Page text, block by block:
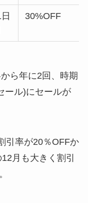
30%OFF
ら年に2回、時期
ール)にセールが
引率が20％OFFか
月も大きく割引